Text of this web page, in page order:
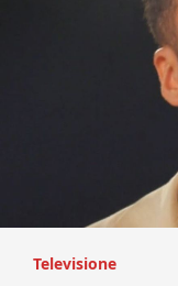
Televisione